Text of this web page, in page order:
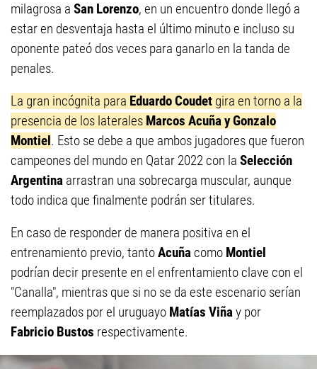
milagrosa a San Lorenzo, en un encuentro donde llegó a
estar en desventaja hasta el último minuto e incluso su
oponente pateó dos veces para ganarlo en la tanda de
penales.
La gran incógnita para Eduardo Coudet gira en torno a la
presencia de los laterales Marcos Acuña y Gonzalo
Montiel. Esto se debe a que ambos jugadores que fueron
campeones del mundo en Qatar 2022 con la Selección
Argentina arrastran una sobrecarga muscular, aunque
todo indica que finalmente podrán ser titulares.
En caso de responder de manera positiva en el
entrenamiento previo, tantoAcuña como Montiel
podrían decir presente en el enfrentamiento clave con el
"Canalla", mientras que si no se da este escenario serían
reemplazados por el uruguayo Matías Viñay por
Fabricio Bustos respectivamente.